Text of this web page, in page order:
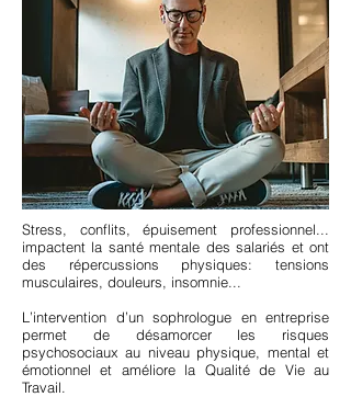
Stress, conflits, épuisement professionnel...
impactent la santé mentale des salariés et ont
des répercussions physiques: tensions
musculaires, douleurs, insomnie...
L’intervention d’un sophrologue en entreprise
permet de désamorcer les risques
psychosociaux au niveau physique, mental et
émotionnel et améliore la Qualité de Vie au
Travail.